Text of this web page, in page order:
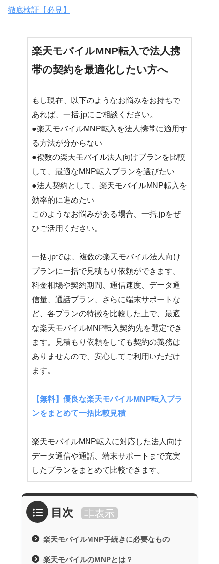
徹底検証【必見】
楽天モバイルMNP転入で法人携
帯の契約を最適化したい方へ
もし現在、以下のようなお悩みをお持ちで
あれば、一括.jpにご相談ください。
●楽天モバイルMNP転入を法人携帯に適用す
る方法が分からない
●複数の楽天モバイル法人向けプランを比較
して、最適なMNP転入プランを選びたい
●法人契約として、楽天モバイルMNP転入を
効率的に進めたい
このようなお悩みがある場合、一括.jpをぜ
ひご活用ください。
一括.jpでは、複数の楽天モバイル法人向け
プランに一括で見積もり依頼ができます。
料金相場や契約期間、通信速度、データ通
信量、通話プラン、さらに端末サポートな
ど、各プランの特徴を比較した上で、最適
な楽天モバイルMNP転入契約先を選定でき
ます。見積もり依頼をしても契約の義務は
ありませんので、安心してご利用いただけ
ます。
【無料】優良な楽天モバイルMNP転入プラ
ンをまとめて一括比較見積
楽天モバイルMNP転入に対応した法人向け
データ通信や通話、端末サポートまで充実
したプランをまとめて比較できます。
目次 非表示
楽天モバイルMNP手続きに必要なもの
楽天モバイルのMNPとは？